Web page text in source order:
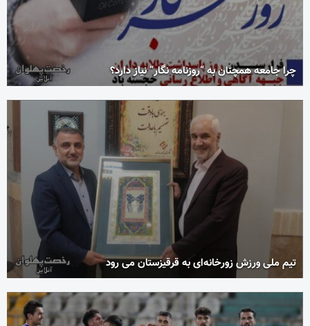
چرا جامعه همچنان به “روزنامه نگار” نیاز دارد؟
تیم ملی ورزش زورخانه‌ای به قرقیزستان می رود